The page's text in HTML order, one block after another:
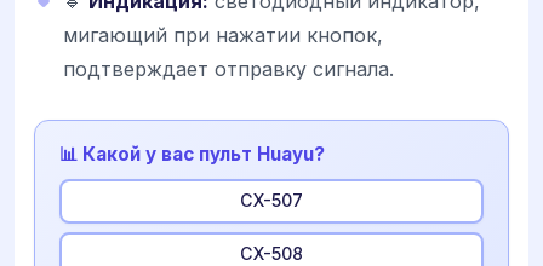
мигающий при нажатии кнопок,
подтверждает отправку сигнала.
📊 Какой у вас пульт Huayu?
CX-507
CX-508